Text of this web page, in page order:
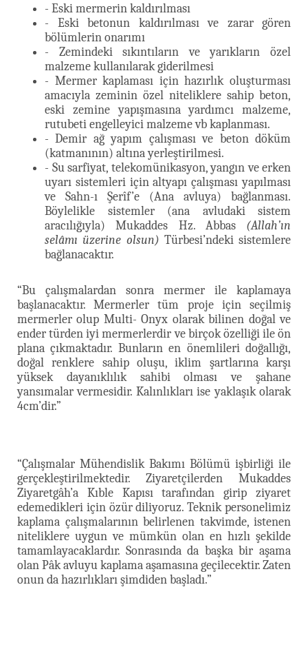
- Eski mermerin kaldırılması
- Eski betonun kaldırılması ve zarar gören
bölümlerin onarımı
- Zemindeki sıkıntıların ve yarıkların özel
malzeme kullanılarak giderilmesi
- Mermer kaplaması için hazırlık oluşturması
amacıyla zeminin özel niteliklere sahip beton,
eski zemine yapışmasına yardımcı malzeme,
rutubeti engelleyici malzeme vb kaplanması.
- Demir ağ yapım çalışması ve beton döküm
(katmanının) altına yerleştirilmesi.
- Su sarfiyat, telekomünikasyon, yangın ve erken
uyarı sistemleri için altyapı çalışması yapılması
ve Sahn-ı Şerîf’e (Ana avluya) bağlanması.
Böylelikle sistemler (ana avludaki sistem
aracılığıyla) Mukaddes Hz. Abbas (Allah’ın
selâmı üzerine olsun) Türbesi’ndeki sistemlere
bağlanacaktır.
“Bu çalışmalardan sonra mermer ile kaplamaya
başlanacaktır. Mermerler tüm proje için seçilmiş
mermerler olup Multi- Onyx olarak bilinen doğal ve
ender türden iyi mermerlerdir ve birçok özelliği ile ön
plana çıkmaktadır. Bunların en önemlileri doğallığı,
doğal renklere sahip oluşu, iklim şartlarına karşı
yüksek dayanıklılık sahibi olması ve şahane
yansımalar vermesidir. Kalınlıkları ise yaklaşık olarak
4cm’dir.”
“Çalışmalar Mühendislik Bakımı Bölümü işbirliği ile
gerçekleştirilmektedir. Ziyaretçilerden Mukaddes
Ziyaretgâh’a Kıble Kapısı tarafından girip ziyaret
edemedikleri için özür diliyoruz. Teknik personelimiz
kaplama çalışmalarının belirlenen takvimde, istenen
niteliklere uygun ve mümkün olan en hızlı şekilde
tamamlayacaklardır. Sonrasında da başka bir aşama
olan Pâk avluyu kaplama aşamasına geçilecektir. Zaten
onun da hazırlıkları şimdiden başladı.”